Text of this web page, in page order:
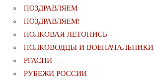
ПОЗДРАВЛЯЕМ
ПОЗДРАВЛЯЕМ!
ПОЛКОВАЯ ЛЕТОПИСЬ
ПОЛКОВОДЦЫ И ВОЕНАЧАЛЬНИКИ
РГАСПИ
РУБЕЖИ РОССИИ